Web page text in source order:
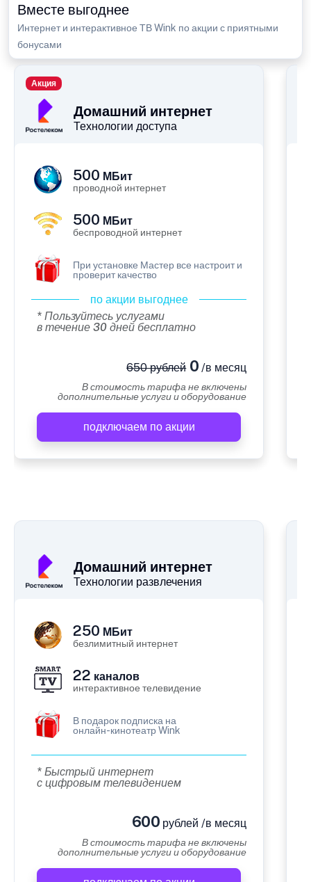
Вместе выгоднее
Интернет и интерактивное ТВ Wink по акции с приятными
бонусами
Домашний интернет
Технологии доступа
Акция
500 МБит
проводной интернет
500 МБит
беспроводной интернет
При установке Мастер все настроит и
проверит качество
по акции выгоднее
* Пользуйтесь услугами
в течение 30 дней бесплатно
650 рублей0 /в месяц
В стоимость тарифа не включены
дополнительные услуги и оборудование
подключаем по акции
Домашний интернет
Технологии развлечения
250 МБит
безлимитный интернет
22 каналов
интерактивное телевидение
В подарок подписка на
онлайн-кинотеатр Wink
* Быстрый интернет
с цифровым телевидением
600 рублей /в месяц
В стоимость тарифа не включены
дополнительные услуги и оборудование